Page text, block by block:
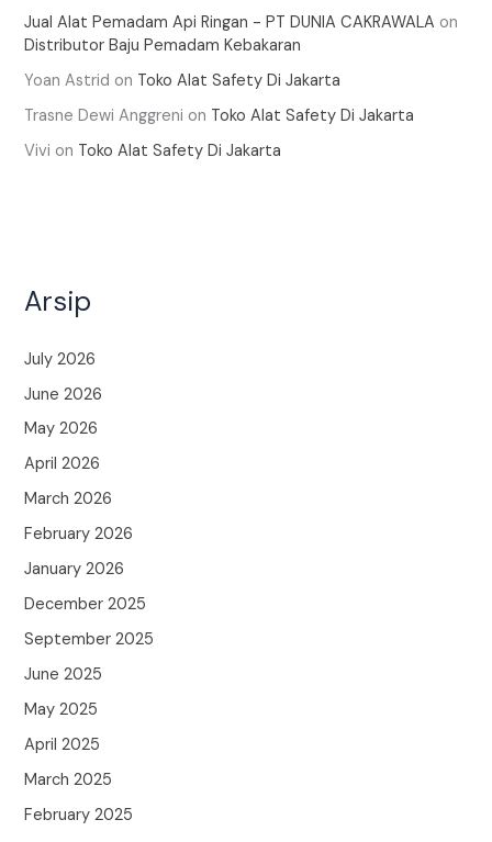
Jual Alat Pemadam Api Ringan - PT DUNIA CAKRAWALA on
Distributor Baju Pemadam Kebakaran
Yoan Astrid on Toko Alat Safety Di Jakarta
Trasne Dewi Anggreni on Toko Alat Safety Di Jakarta
Vivi on Toko Alat Safety Di Jakarta
Arsip
July 2026
June 2026
May 2026
April 2026
March 2026
February 2026
January 2026
December 2025
September 2025
June 2025
May 2025
April 2025
March 2025
February 2025